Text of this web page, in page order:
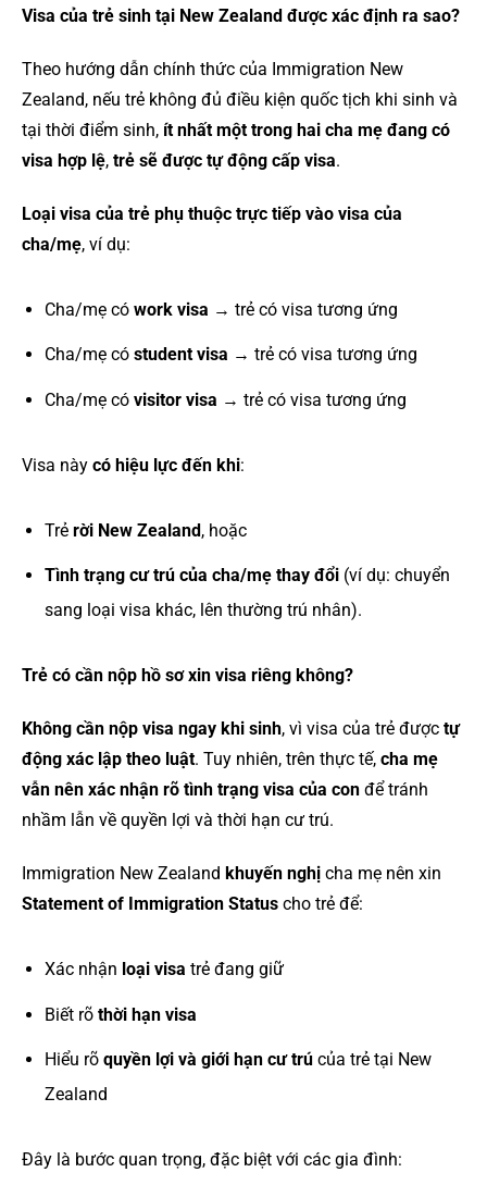
Visa của trẻ sinh tại New Zealand được xác định ra sao?
Theo hướng dẫn chính thức của Immigration New
Zealand, nếu trẻ không đủ điều kiện quốc tịch khi sinh và
tại thời điểm sinh, ít nhất một trong hai cha mẹ đang có
visa hợp lệ, trẻ sẽ được tự động cấp visa.
Loại visa của trẻ phụ thuộc trực tiếp vào visa của
cha/mẹ, ví dụ:
Cha/mẹ có work visa → trẻ có visa tương ứng
Cha/mẹ có student visa → trẻ có visa tương ứng
Cha/mẹ có visitor visa → trẻ có visa tương ứng
Visa này có hiệu lực đến khi:
Trẻ rời New Zealand, hoặc
Tình trạng cư trú của cha/mẹ thay đổi(ví dụ: chuyển
sang loại visa khác, lên thường trú nhân).
Trẻ có cần nộp hồ sơ xin visa riêng không?
Không cần nộp visa ngay khi sinh, vì visa của trẻ được tự
động xác lập theo luật. Tuy nhiên, trên thực tế, cha mẹ
vẫn nên xác nhận rõ tình trạng visa của con để tránh
nhầm lẫn về quyền lợi và thời hạn cư trú.
Immigration New Zealand khuyến nghị cha mẹ nên xin
Statement of Immigration Status cho trẻ để:
Xác nhận loại visa trẻ đang giữ
Biết rõ thời hạn visa
Hiểu rõ quyền lợi và giới hạn cư trúcủa trẻ tại New
Zealand
Đây là bước quan trọng, đặc biệt với các gia đình: